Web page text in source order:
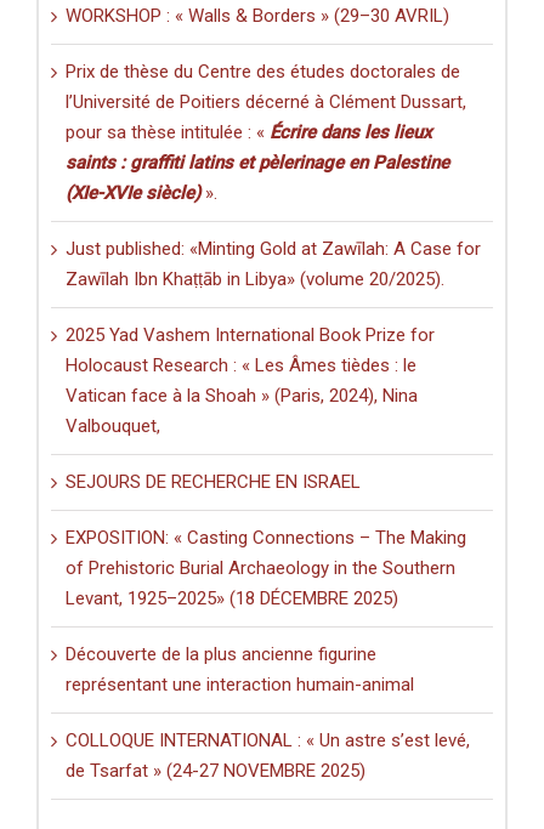
WORKSHOP : « Walls & Borders » (29–30 AVRIL)
Prix de thèse du Centre des études doctorales de
l’Université de Poitiers décerné à Clément Dussart,
pour sa thèse intitulée : « Écrire dans les lieux
saints : graffiti latins et pèlerinage en Palestine
(XIe-XVIe siècle)».
Just published: «Minting Gold at Zawīlah: A Case for
Zawīlah Ibn Khaṭṭāb in Libya» (volume 20/2025).
2025 Yad Vashem International Book Prize for
Holocaust Research : « Les Âmes tièdes : le
Vatican face à la Shoah » (Paris, 2024), Nina
Valbouquet,
SEJOURS DE RECHERCHE EN ISRAEL
EXPOSITION: « Casting Connections – The Making
of Prehistoric Burial Archaeology in the Southern
Levant, 1925–2025» (18 DÉCEMBRE 2025)
Découverte de la plus ancienne figurine
représentant une interaction humain-animal
COLLOQUE INTERNATIONAL : « Un astre s’est levé,
de Tsarfat » (24-27 NOVEMBRE 2025)